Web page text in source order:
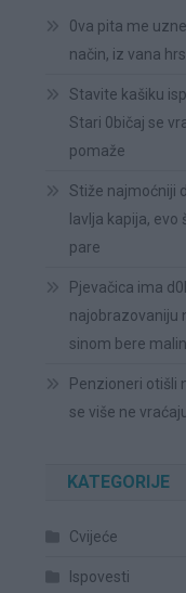
0va pita me
način, iz vana
Stavite kašiku
Stari 0bičaj se
pomaže
Stiže najmoćniji
lavlja kapija,
pare
Pjevačica ima
najobrazovaniju
sinom bere
Penzioneri otišli
se više ne
KATEGORIJE
Cvijeće
Ispovesti